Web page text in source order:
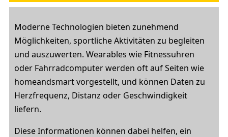
Moderne Technologien bieten zunehmend
Möglichkeiten, sportliche Aktivitäten zu begleiten
und auszuwerten. Wearables wie Fitnessuhren
oder Fahrradcomputer werden oft auf Seiten wie
homeandsmart vorgestellt, und können Daten zu
Herzfrequenz, Distanz oder Geschwindigkeit
liefern.
Diese Informationen können dabei helfen, ein